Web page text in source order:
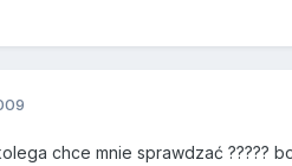
chce mnie sprawdzać ?????